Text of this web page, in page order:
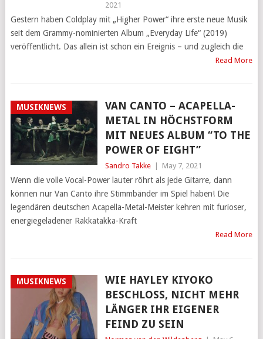
2021
Gestern haben Coldplay mit „Higher Power“ ihre erste neue Musik
seit dem Grammy-nominierten Album „Everyday Life“ (2019)
veröffentlicht. Das allein ist schon ein Ereignis – und zugleich die
Read More
MUSIKNEWS
VAN CANTO – ACAPELLA-
METAL IN HÖCHSTFORM
MIT NEUES ALBUM “TO THE
POWER OF EIGHT”
Sandro Takke May 7, 2021
Wenn die volle Vocal-Power lauter röhrt als jede Gitarre, dann
können nur Van Canto ihre Stimmbänder im Spiel haben! Die
legendären deutschen Acapella-Metal-Meister kehren mit furioser,
energiegeladener Rakkatakka-Kraft
Read More
MUSIKNEWS
WIE HAYLEY KIYOKO
BESCHLOSS, NICHT MEHR
LÄNGER IHR EIGENER
FEIND ZU SEIN